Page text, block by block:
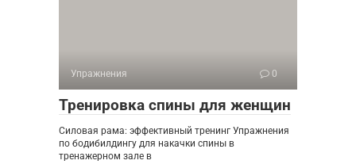
Упражнения 0
Тренировка спины для женщин
Силовая рама: эффективный тренинг Упражнения
по бодибилдингу для накачки спины в
тренажерном зале в